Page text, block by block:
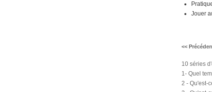
Jouer
<<
10 séries
1- Quel
2 - Qu'est-